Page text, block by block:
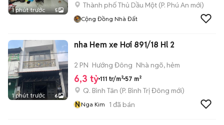
1 phút trước 5
Thành phố Thủ Dầu Một (P. Phú An mới)
Cộng Đồng Nhà Đất
1 phút trước 6
nha Hem xe Hơi 891/18 Hl 2
2 PN Hướng Đông Nhà ngõ, hẻm
6,3 tỷ 111 tr/m² 57 m²
Q. Bình Tân (P. Bình Trị Đông mới)
NNga Kim 1 đã bán